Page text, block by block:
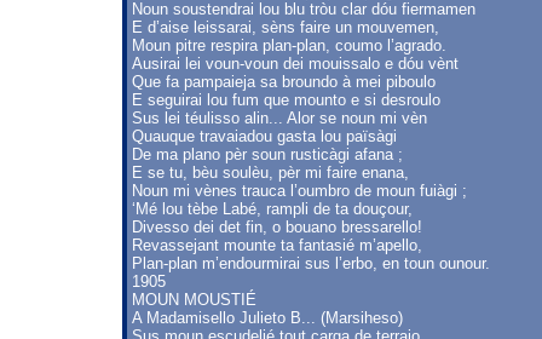
Noun soustendrai lou blu tròu clar dóu fiermamen
E d’aise leissarai, sèns faire un mouvemen,
Moun pitre respira plan-plan, coumo l’agrado.
Ausirai lei voun-voun dei mouissalo e dóu vènt
Que fa pampaieja sa broundo à mei piboulo
E seguirai lou fum que mounto e si desroulo
Sus lei téulisso alin... Alor se noun mi vèn
Quauque travaiadou gasta lou païsàgi
De ma plano pèr soun rusticàgi afana ;
E se tu, bèu soulèu, pèr mi faire enana,
Noun mi vènes trauca l’oumbro de moun fuiàgi ;
‘Mé lou tèbe Labé, rampli de ta douçour,
Divesso dei det fin, o bouano bressarello!
Revassejant mounte ta fantasié m’apello,
Plan-plan m’endourmirai sus l’erbo, en toun ounour.
1905
MOUN MOUSTIÉ
A Madamisello Julieto B... (Marsiheso)